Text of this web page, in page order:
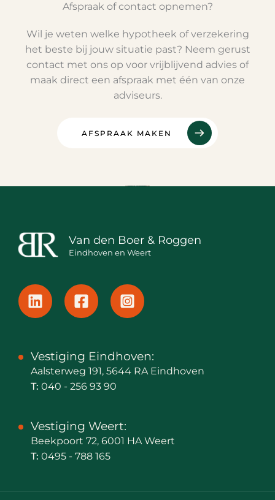
Afspraak of contact opnemen?
Wil je weten welke hypotheek of verzekering
het beste bij jouw situatie past? Neem gerust
contact met ons op voor vrijblijvend advies of
maak direct een afspraak met één van onze
adviseurs.
AFSPRAAK MAKEN
Van den Boer & Roggen
Eindhoven en Weert
Vestiging Eindhoven:
Aalsterweg 191, 5644 RA Eindhoven
T: 040 - 256 93 90
Vestiging Weert:
Beekpoort 72, 6001 HA Weert
T: 0495 - 788 165